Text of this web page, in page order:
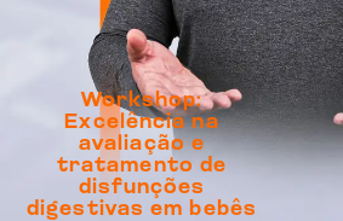
Workshop:
Excelência na
avaliação e
tratamento de
disfunções
digestivas em bebês